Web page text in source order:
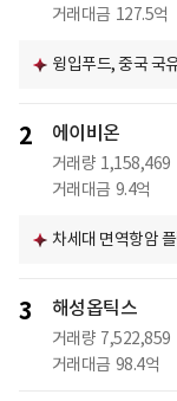
거래대금 127.5억
윙입푸드, 중국 국
2 에이비온
거래량 1,158,469
거래대금 9.4억
차세대 면역항암
3 해성옵틱스
거래량 7,522,859
거래대금 98.4억